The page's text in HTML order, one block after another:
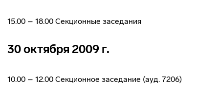
15.00 – 18.00 Секционные заседания
30 октября 2009 г.
10.00 – 12.00 Секционное заседание (ауд. 7206)